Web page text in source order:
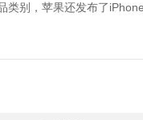
类别，苹果还发布了